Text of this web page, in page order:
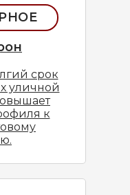
срок
уличной
к